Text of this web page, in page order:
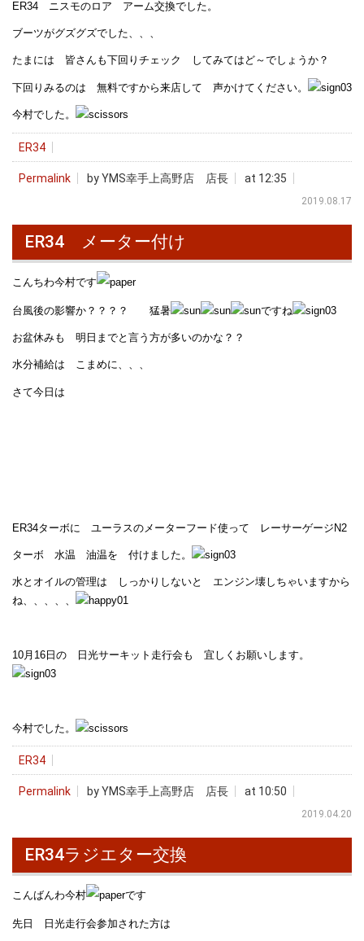
ER34 ニスモのロア アーム交換でした。
ブーツがグズグズでした、、、
たまには 皆さんも下回りチェック してみてはど～でしょうか？
下回りみるのは 無料ですから来店して 声かけてください。
今村でした。
ER34
Permalink by YMS幸手上高野店 店長 at 12:35
2019.08.17
ER34 メーター付け
こんちわ今村です
台風後の影響か？？？？ 猛暑 ですね
お盆休みも 明日までと言う方が多いのかな？？
水分補給は こまめに、、、
さて今日は
ER34ターボに ユーラスのメーターフード使って レーサーゲージN2
ターボ 水温 油温を 付けました。
水とオイルの管理は しっかりしないと エンジン壊しちゃいますから
ね、、、、、
10月16日の 日光サーキット走行会も 宜しくお願いします。
今村でした。
ER34
Permalink by YMS幸手上高野店 店長 at 10:50
2019.04.20
ER34ラジエター交換
こんばんわ今村 です
先日 日光走行会参加された方は